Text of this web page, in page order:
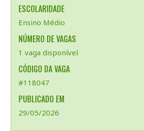
ESCOLARIDADE
Ensino Médio
NÚMERO DE VAGAS
1 vaga disponível
CÓDIGO DA VAGA
#118047
PUBLICADO EM
29/05/2026